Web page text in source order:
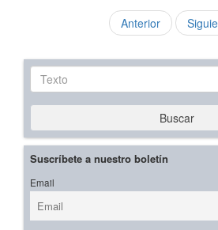
Anterior
Texto
Buscar
Suscríbete a nuestro boletín
Email